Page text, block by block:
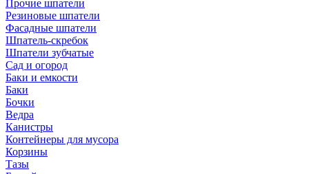
Прочие шпатели
Резиновые шпатели
Фасадные шпатели
Шпатель-скребок
Шпатели зубчатые
Сад и огород
Баки и емкости
Баки
Бочки
Ведра
Канистры
Контейнеры для мусора
Корзины
Тазы